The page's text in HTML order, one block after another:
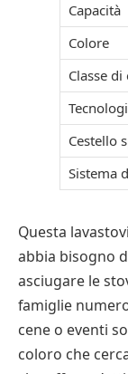
Capacità
Colore
Classe
Cestello
Sistema
Questa
abbia bisogno
asciugare le
famiglie
cene o eventi
coloro che